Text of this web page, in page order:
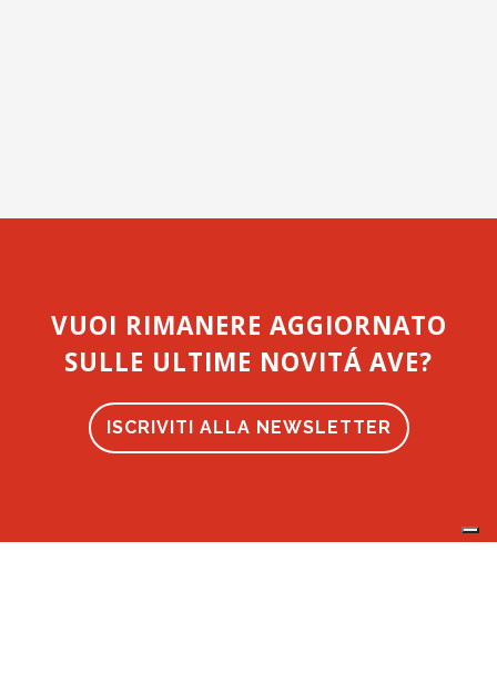
VUOI RIMANERE AGGIORNATO
SULLE ULTIME NOVITÁ AVE?
ISCRIVITI ALLA NEWSLETTER